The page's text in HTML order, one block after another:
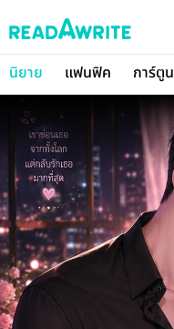
นิยาย แฟนฟิค การ์ตูน